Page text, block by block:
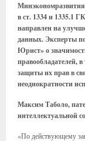
Минэкономразвития
в ст. 1334 и 1335.1
направлен на
данных. Эксперты
Юрист» о
правообладателей,
защиты их прав в
неоднократности
Максим Таболо,
интеллектуальной
«По действующему